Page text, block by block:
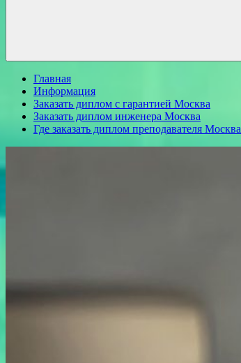
Главная
Информация
Заказать диплом с гарантией Москва
Заказать диплом инженера Москва
Где заказать диплом преподавателя Москва